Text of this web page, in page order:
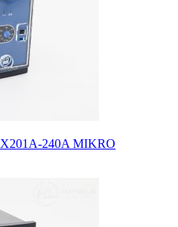
240A MIKRO